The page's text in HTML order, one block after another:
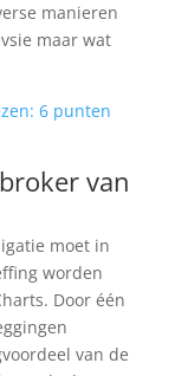
manieren
maar wat
6 punten
van
moet in
worden
Door één
van de